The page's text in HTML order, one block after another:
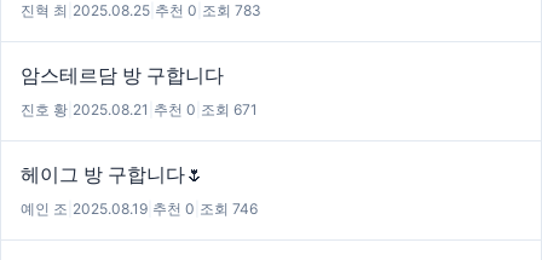
진혁 최 2025.08.25 추천 0 조회 783
암스테르담 방 구합니다
진호 황 2025.08.21 추천 0 조회 671
헤이그 방 구합니다🌷
예인 조 2025.08.19 추천 0 조회 746